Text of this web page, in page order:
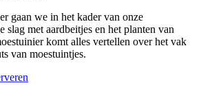
gaan we in het kader van onze
slag met aardbeitjes en het planten van
komt alles vertellen over het vak
van moestuintjes.